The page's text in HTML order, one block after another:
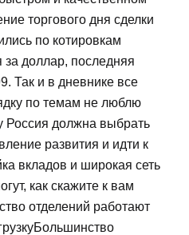
торгового дня сделки
по котировкам
доллар, последняя
Так и в дневнике все
по темам не люблю
Россия должна выбрать
развития и идти к
вкладов и широкая сеть
как скажите к вам
отделений работают